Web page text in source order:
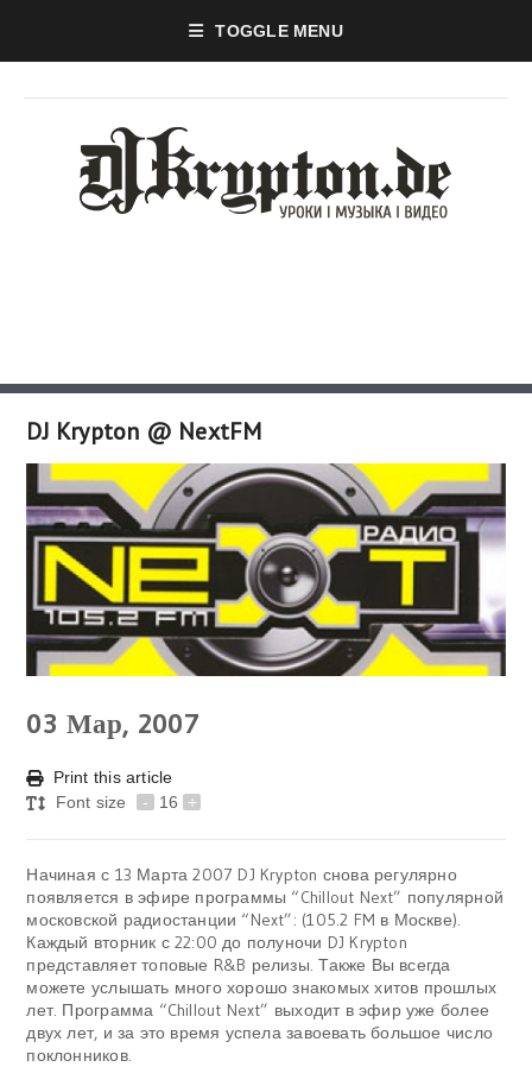
TOGGLE MENU
DJ Krypton @ NextFM
03 Мар, 2007
Print this article
Font size
- 16 +
Начиная с 13 Марта 2007 DJ Krypton снова регулярно
появляется в эфире программы “Chillout Next” популярной
московской радиостанции “Next”: (105.2 FM в Москве).
Каждый вторник с 22:00 до полуночи DJ Krypton
представляет топовые R&B релизы. Также Вы всегда
можете услышать много хорошо знакомых хитов прошлых
лет. Программа “Chillout Next” выходит в эфир уже более
двух лет, и за это время успела завоевать большое число
поклонников.